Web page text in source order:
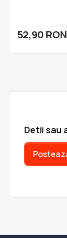
52,90 RON
Detii sau